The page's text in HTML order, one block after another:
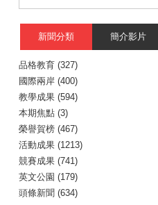
新聞分類 簡介影片
品格教育 (327)
國際兩岸 (400)
教學成果 (594)
本期焦點 (3)
榮譽賀榜 (467)
活動成果 (1213)
競賽成果 (741)
英文公園 (179)
頭條新聞 (634)